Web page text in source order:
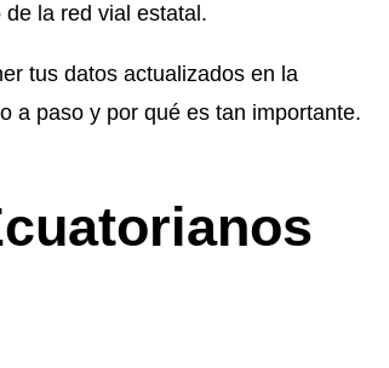
la red vial estatal.
tus datos actualizados en la
a paso y por qué es tan importante.